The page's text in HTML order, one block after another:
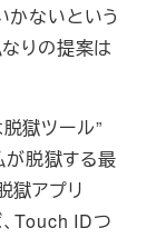
かないという
りの提案は
獄ツール”
が脱獄する最
獄アプリ
Touch IDつ